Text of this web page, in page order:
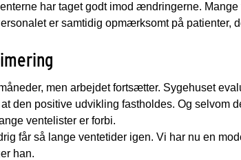
har taget godt imod ændringerne.
er samtidig opmærksomt på patienter,
men arbejdet fortsætter. Sygehuset
den positive udvikling fastholdes. Og selvom
ventelister er forbi.
får så lange ventetider igen. Vi har nu en
han.